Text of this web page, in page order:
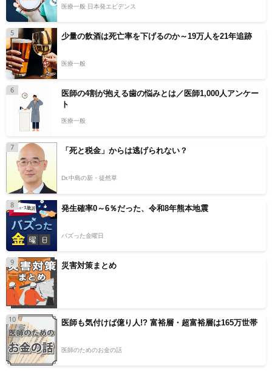
医療一般 日本発エビデンス
5 少量の飲酒は死亡率を下げるのか～19万人を21年追跡
医療一般
6
医師の4割が抱える歯の悩みとは／医師1,000人アンケー
ト
医療一般
7 「死と税金」からは逃げられない？
Dr.中島の新・徒然草
8 発生確率0～6％だった、令和8年熊本地震
バズった金曜日
9 災害対策まとめ
10 医師も気付けば億り人!? 富裕層・超富裕層は165万世帯
医師のためのお金の話